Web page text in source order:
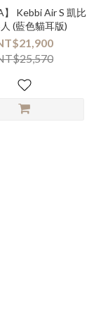
】 Kebbi Air S 凱比
(藍色貓耳版)